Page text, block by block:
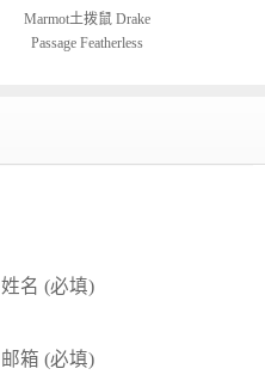
Marmot土拨鼠 Drake
Passage Featherless
姓名 (必填)
邮箱 (必填)